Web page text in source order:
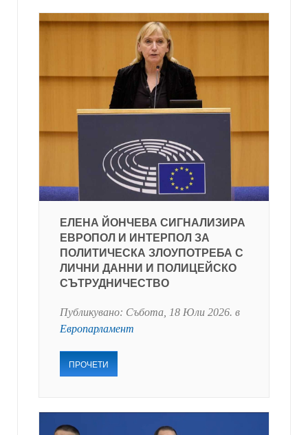
ЕЛЕНА ЙОНЧЕВА СИГНАЛИЗИРА
ЕВРОПОЛ И ИНТЕРПОЛ ЗА
ПОЛИТИЧЕСКА ЗЛОУПОТРЕБА С
ЛИЧНИ ДАННИ И ПОЛИЦЕЙСКО
СЪТРУДНИЧЕСТВО
Публикувано: Събота, 18 Юли 2026. в
Европарламент
ПРОЧЕТИ